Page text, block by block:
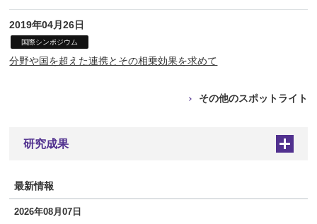
2019年04月26日
国際シンポジウム
分野や国を超えた連携とその相乗効果を求めて
その他のスポットライト
研究成果 +
最新情報
2026年08月07日